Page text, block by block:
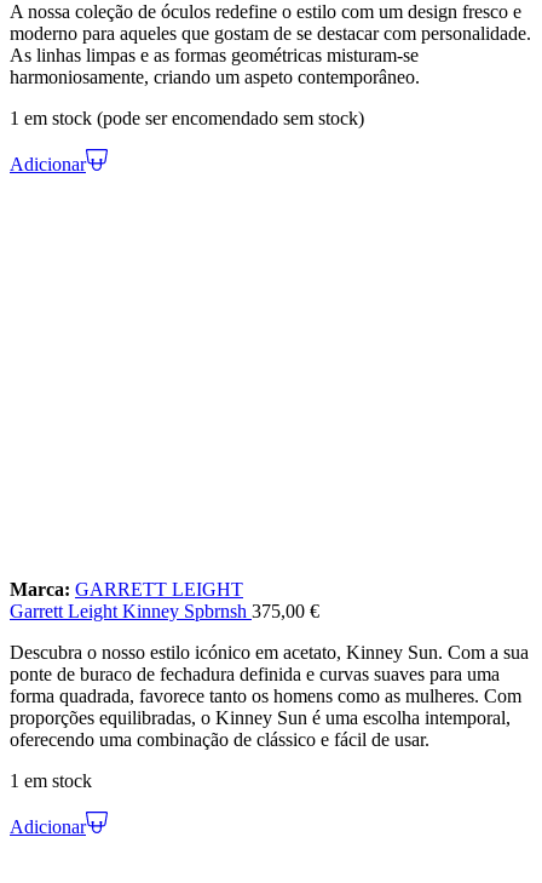
A nossa coleção de óculos redefine o estilo com um design fresco e
moderno para aqueles que gostam de se destacar com personalidade.
As linhas limpas e as formas geométricas misturam-se
harmoniosamente, criando um aspeto contemporâneo.
1 em stock (pode ser encomendado sem stock)
Adicionar
Marca: GARRETT LEIGHT
Garrett Leight Kinney Spbrnsh 375,00 €
Descubra o nosso estilo icónico em acetato, Kinney Sun. Com a sua
ponte de buraco de fechadura definida e curvas suaves para uma
forma quadrada, favorece tanto os homens como as mulheres. Com
proporções equilibradas, o Kinney Sun é uma escolha intemporal,
oferecendo uma combinação de clássico e fácil de usar.
1 em stock
Adicionar